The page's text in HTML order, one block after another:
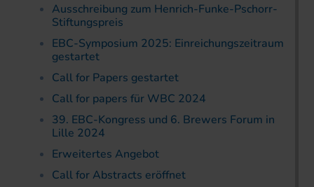
Ausschreibung zum Henrich-Funke-Pschorr-
Stiftungspreis
EBC-Symposium 2025: Einreichungszeitraum
gestartet
Call for Papers gestartet
Call for papers für WBC 2024
39. EBC-Kongress und 6. Brewers Forum in
Lille 2024
Erweitertes Angebot
Call for Abstracts eröffnet